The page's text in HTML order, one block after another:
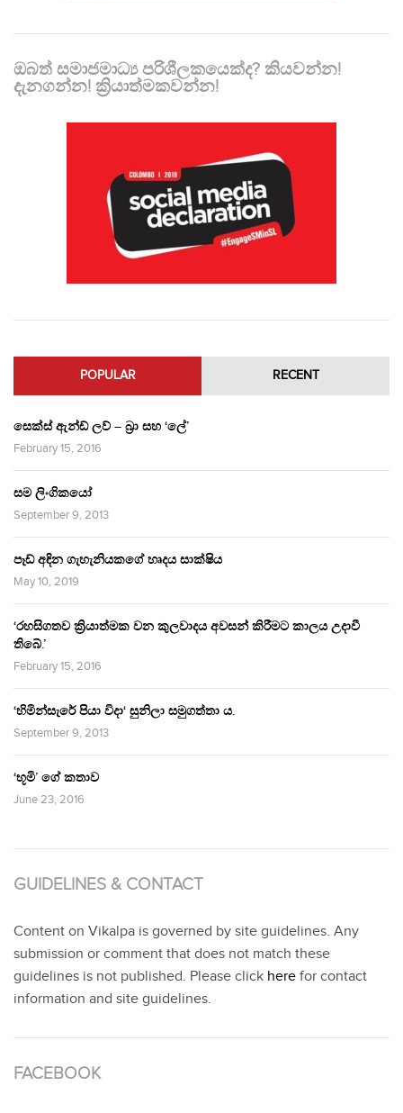
ඔබත් සමාජමාධ්‍ය පරිශීලකයෙක්ද? කියවන්න!
දැනගන්න! ක්‍රියාත්මකවන්න!
POPULAR RECENT
සෙක්ස් ඇන්ඩ් ලව් – බ්‍රා සහ ‘ලේ’
February 15, 2016
සම ලිංගිකයෝ
September 9, 2013
පෑඩ් අඳින ගැහැනියකගේ හෘදය සාක්ෂිය
May 10, 2019
‘රහසිගතව ක්‍රියාත්මක වන කුලවාදය අවසන් කිරීමට කාලය උදාවී
තිබේ.’
February 15, 2016
‘හිමින්සැරේ පියා විදා‘ සුනිලා සමුගත්තා ය.
September 9, 2013
‘භූමි’ ගේ කතාව
June 23, 2016
GUIDELINES & CONTACT
Content on Vikalpa is governed by site guidelines. Any
submission or comment that does not match these
guidelines is not published. Please click here for contact
information and site guidelines.
FACEBOOK